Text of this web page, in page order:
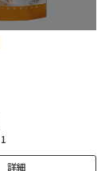
1
詳細